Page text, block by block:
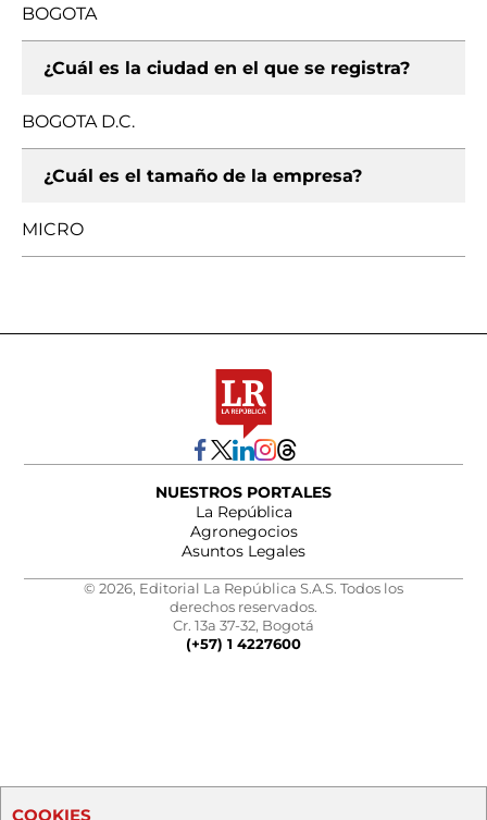
BOGOTA
¿Cuál es la ciudad en el que se registra?
BOGOTA D.C.
¿Cuál es el tamaño de la empresa?
MICRO
NUESTROS PORTALES
La República
Agronegocios
Asuntos Legales
© 2026, Editorial La República S.A.S. Todos los
derechos reservados.
Cr. 13a 37-32, Bogotá
(+57) 1 4227600
COOKIES